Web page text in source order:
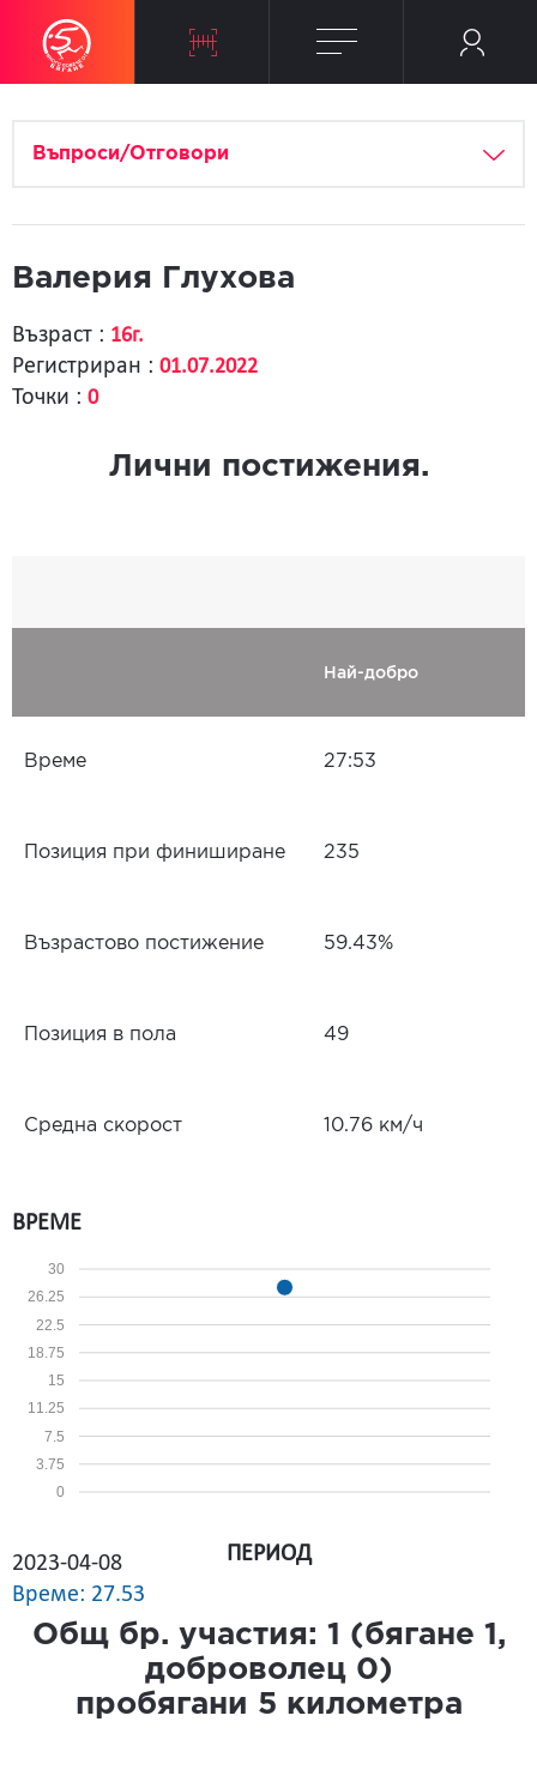
Въпроси/Отговори
Bалерия Глухова
Възраст : 16г.
Регистриран : 01.07.2022
Точки : 0
Лични постижения.
Най-добро
Време 27:53
Позиция при финиширане 235
Възрастово постижение 59.43%
Позиция в пола 49
Средна скорост 10.76 км/ч
ВРЕМЕ
0
3.75
7.5
11.25
15
18.75
22.5
26.25
30
2023-04-08
Време: 27.53
ПЕРИОД
Общ бр. участия: 1 (бягане 1 ,
доброволец 0)
пробягани 5 километра